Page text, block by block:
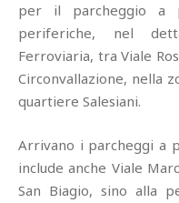
per il parcheggio a
periferiche, nel
Ferroviaria, tra Viale
Circonvallazione, nella
quartiere Salesiani.
Arrivano i parcheggi a
include anche Viale
San Biagio, sino alla